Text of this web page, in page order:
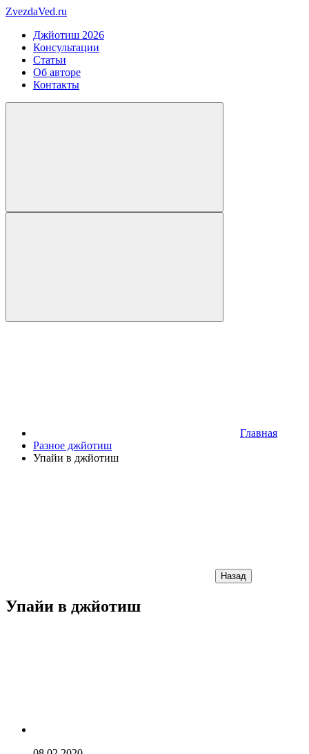
ZvezdaVed.ru
Джйотиш 2026
Консультации
Статьи
Об авторе
Контакты
Главная
Разное джйотиш
Упайи в джйотиш
Назад
Упайи в джйотиш